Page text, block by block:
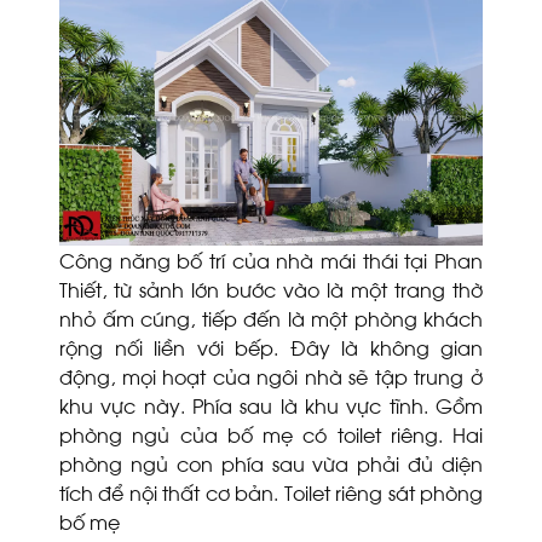
Công năng bố trí của nhà mái thái tại Phan
Thiết, từ sảnh lớn bước vào là một trang thờ
nhỏ ấm cúng, tiếp đến là một phòng khách
rộng nối liền với bếp. Đây là không gian
động, mọi hoạt của ngôi nhà sẽ tập trung ở
khu vực này. Phía sau là khu vực tĩnh. Gồm
phòng ngủ của bố mẹ có toilet riêng. Hai
phòng ngủ con phía sau vừa phải đủ diện
tích để nội thất cơ bản. Toilet riêng sát phòng
bố mẹ